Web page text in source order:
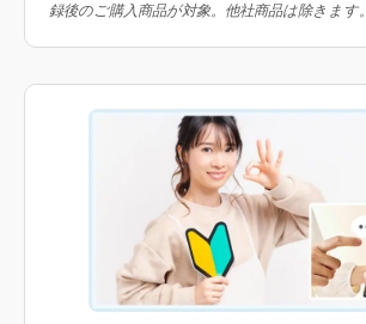
録後のご購入商品が対象。他社商品は除きます。